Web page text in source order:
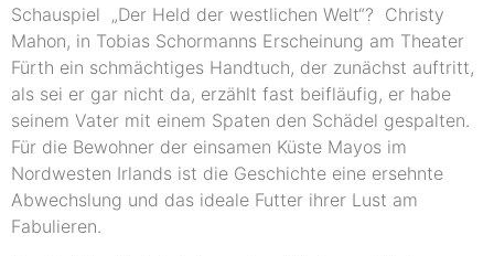
Schauspiel „Der Held der westlichen Welt“? Christy
Mahon, in Tobias Schormanns Erscheinung am Theater
Fürth ein schmächtiges Handtuch, der zunächst auftritt,
als sei er gar nicht da, erzählt fast beifläufig, er habe
seinem Vater mit einem Spaten den Schädel gespalten.
Für die Bewohner der einsamen Küste Mayos im
Nordwesten Irlands ist die Geschichte eine ersehnte
Abwechslung und das ideale Futter ihrer Lust am
Fabulieren.